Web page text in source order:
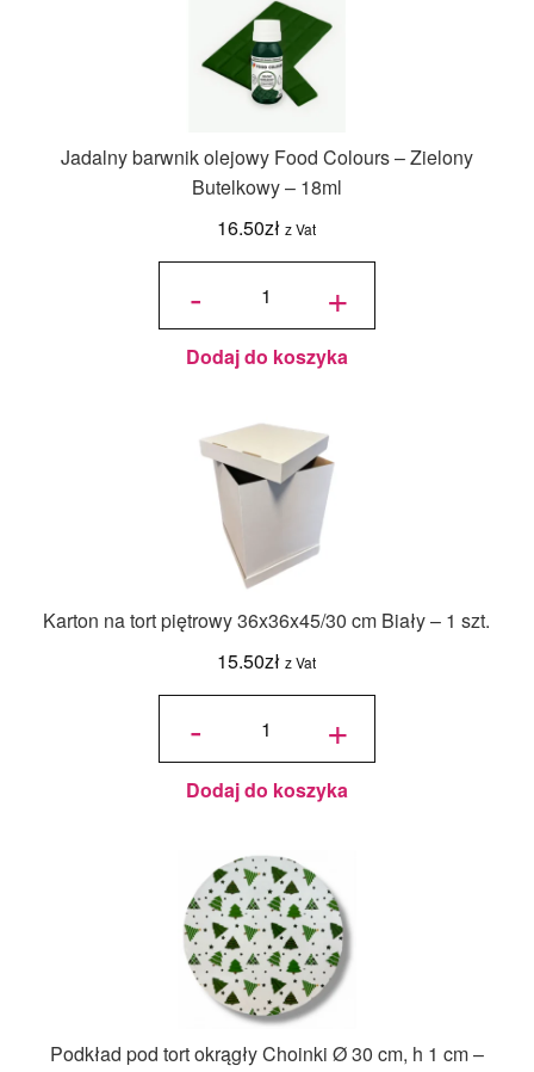
Jadalny barwnik olejowy Food Colours – Zielony
Butelkowy – 18ml
16.50zł z Vat
-
ilość
olejowy
Food
Colours -
Zielony
Butelkowy
+
Dodaj do koszyka
Karton na tort piętrowy 36x36x45/30 cm Biały – 1 szt.
15.50zł z Vat
-
ilość Karton
36x36x45/30
cm Biały - 1 +
Dodaj do koszyka
Podkład pod tort okrągły Choinki Ø 30 cm, h 1 cm –